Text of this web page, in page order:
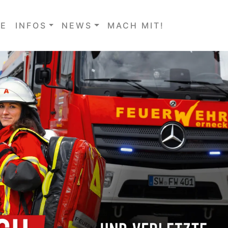
INFOS NEWS MACH MIT!